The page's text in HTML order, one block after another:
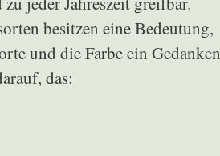
besitzen eine Bedeutung,
und die Farbe ein Gedanken
das: